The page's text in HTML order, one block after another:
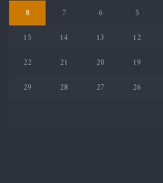
5
6
7
8
12
13
14
15
19
20
21
22
26
27
28
29